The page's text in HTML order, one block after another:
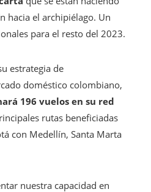
hacia el archipiélago. Un
para el resto del 2023.
estrategia de
doméstico colombiano,
196 vuelos en su red
rutas beneficiadas
con Medellín, Santa Marta
nuestra capacidad en